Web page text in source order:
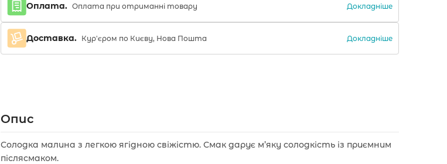
Оплата. Оплата при отриманні товару Докладніше
Доставка. Кур'єром по Києву, Нова Пошта Докладніше
Опис
Солодка малина з легкою ягідною свіжістю. Смак дарує м’яку солодкість із приємним
післясмаком.